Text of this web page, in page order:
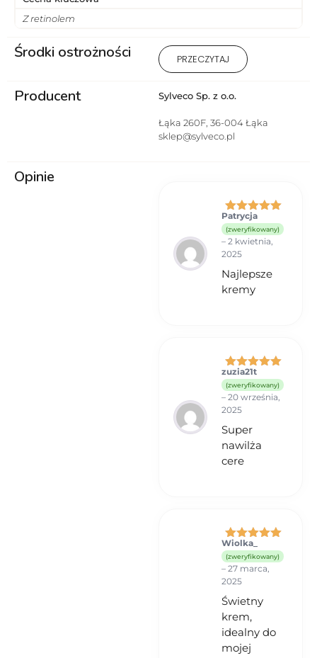
Z retinolem
Środki ostrożności
Przeciwwskazania: Uczulenie
na którykolwiek ze składników
PRZECZYTAJ
Producent Sylveco Sp. z o.o.
Łąka 260F, 36-004 Łąka
sklep@sylveco.pl
Opinie
Oceniono
na 5
Patrycja
(zweryfikowany)
– 2 kwietnia,
2025
Najlepsze
kremy
Oceniono
na 5
zuzia21t
(zweryfikowany)
– 20 września,
2025
Super
nawilża
cere
Oceniono
na 5
Wiolka_
(zweryfikowany)
– 27 marca,
2025
Świetny
krem,
idealny do
mojej